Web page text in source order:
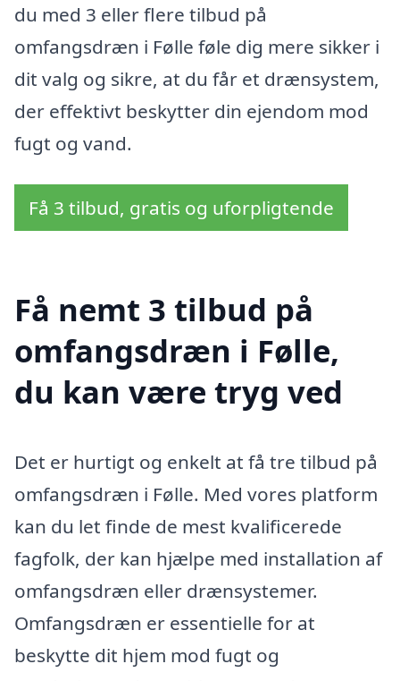
du med 3 eller flere tilbud på
omfangsdræn i Følle føle dig mere sikker i
dit valg og sikre, at du får et drænsystem,
der effektivt beskytter din ejendom mod
fugt og vand.
Få 3 tilbud, gratis og uforpligtende
Få nemt 3 tilbud på
omfangsdræn i Følle,
du kan være tryg ved
Det er hurtigt og enkelt at få tre tilbud på
omfangsdræn i Følle. Med vores platform
kan du let finde de mest kvalificerede
fagfolk, der kan hjælpe med installation af
omfangsdræn eller drænsystemer.
Omfangsdræn er essentielle for at
beskytte dit hjem mod fugt og